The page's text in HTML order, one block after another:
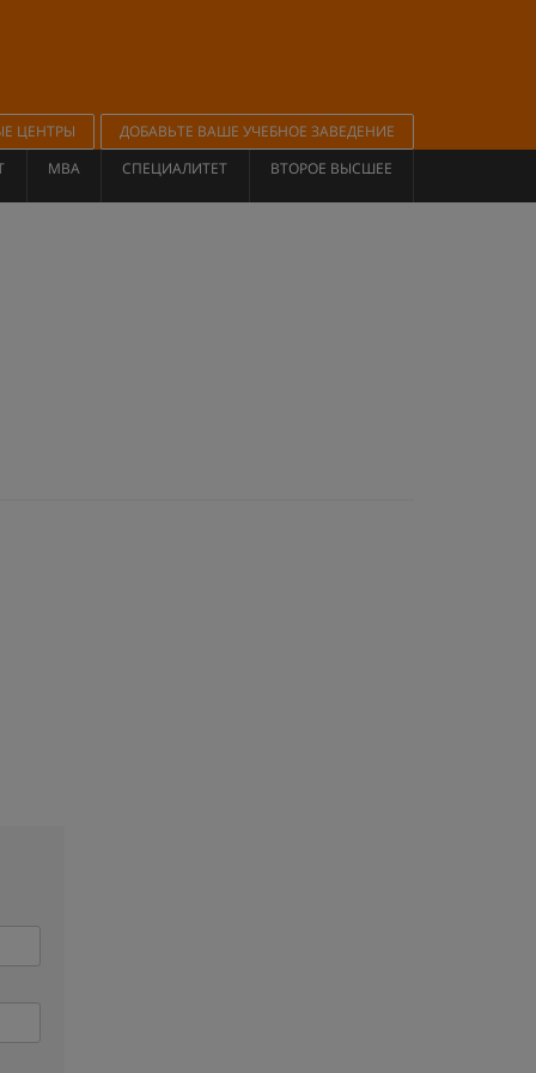
ЦЕНТРЫ
ДОБАВЬТЕ ВАШЕ УЧЕБНОЕ ЗАВЕДЕНИЕ
MBA СПЕЦИАЛИТЕТ ВТОРОЕ ВЫСШЕЕ